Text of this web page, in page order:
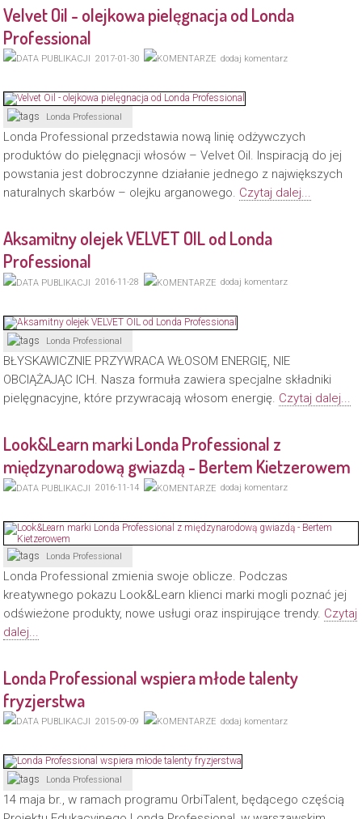
Velvet Oil - olejkowa pielęgnacja od Londa
Professional
2017-01-30 dodaj komentarz
Londa Professional
Londa Professional przedstawia nową linię odżywczych
produktów do pielęgnacji włosów – Velvet Oil. Inspiracją do jej
powstania jest dobroczynne działanie jednego z największych
naturalnych skarbów – olejku arganowego. Czytaj dalej...
Aksamitny olejek VELVET OIL od Londa
Professional
2016-11-28 dodaj komentarz
Londa Professional
BŁYSKAWICZNIE PRZYWRACA WŁOSOM ENERGIĘ, NIE
OBCIĄŻAJĄC ICH. Nasza formuła zawiera specjalne składniki
pielęgnacyjne, które przywracają włosom energię. Czytaj dalej...
Look&Learn marki Londa Professional z
międzynarodową gwiazdą - Bertem Kietzerowem
2016-11-14 dodaj komentarz
Londa Professional
Londa Professional zmienia swoje oblicze. Podczas
kreatywnego pokazu Look&Learn klienci marki mogli poznać jej
odświeżone produkty, nowe usługi oraz inspirujące trendy. Czytaj
dalej...
Londa Professional wspiera młode talenty
fryzjerstwa
2015-09-09 dodaj komentarz
Londa Professional
14 maja br., w ramach programu OrbiTalent, będącego częścią